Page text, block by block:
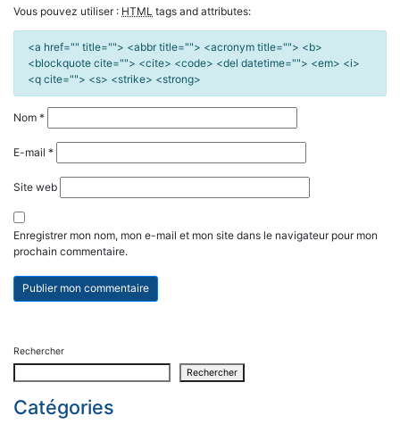
Vous pouvez utiliser : HTML tags and attributes:
<a href="" title=""> <abbr title=""> <acronym title=""> <b>
<blockquote cite=""> <cite> <code> <del datetime=""> <em> <i>
<q cite=""> <s> <strike> <strong>
Nom *
E-mail *
Site web
Enregistrer mon nom, mon e-mail et mon site dans le navigateur pour mon
prochain commentaire.
Rechercher
Rechercher
Catégories